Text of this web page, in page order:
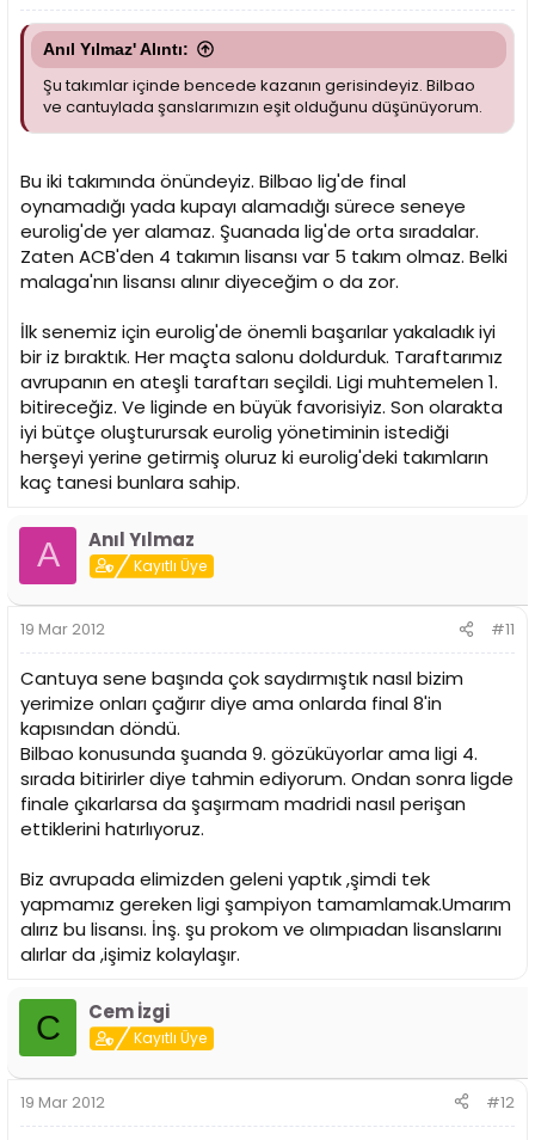
Anıl Yılmaz' Alıntı:
Şu takımlar içinde bencede kazanın gerisindeyiz. Bilbao
ve cantuylada şanslarımızın eşit olduğunu düşünüyorum.
Bu iki takımında önündeyiz. Bilbao lig'de final
oynamadığı yada kupayı alamadığı sürece seneye
eurolig'de yer alamaz. Şuanada lig'de orta sıradalar.
Zaten ACB'den 4 takımın lisansı var 5 takım olmaz. Belki
malaga'nın lisansı alınır diyeceğim o da zor.
İlk senemiz için eurolig'de önemli başarılar yakaladık iyi
bir iz bıraktık. Her maçta salonu doldurduk. Taraftarımız
avrupanın en ateşli taraftarı seçildi. Ligi muhtemelen 1.
bitireceğiz. Ve liginde en büyük favorisiyiz. Son olarakta
iyi bütçe oluşturursak eurolig yönetiminin istediği
herşeyi yerine getirmiş oluruz ki eurolig'deki takımların
kaç tanesi bunlara sahip.
A Anıl Yılmaz
Kayıtlı Üye
19 Mar 2012 #11
Cantuya sene başında çok saydırmıştık nasıl bizim
yerimize onları çağırır diye ama onlarda final 8'in
kapısından döndü.
Bilbao konusunda şuanda 9. gözüküyorlar ama ligi 4.
sırada bitirirler diye tahmin ediyorum. Ondan sonra ligde
finale çıkarlarsa da şaşırmam madridi nasıl perişan
ettiklerini hatırlıyoruz.
Biz avrupada elimizden geleni yaptık ,şimdi tek
yapmamız gereken ligi şampiyon tamamlamak.Umarım
alırız bu lisansı. İnş. şu prokom ve olımpıadan lisanslarını
alırlar da ,işimiz kolaylaşır.
C Cem İzgi
Kayıtlı Üye
19 Mar 2012 #12